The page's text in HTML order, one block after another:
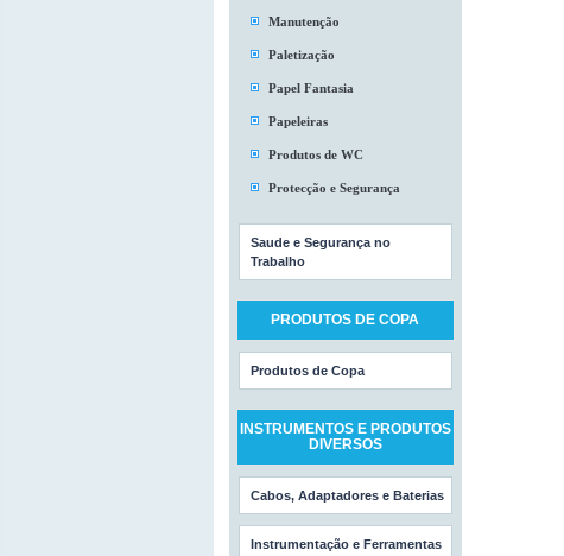
Manutenção
Paletização
Papel Fantasia
Papeleiras
Produtos de WC
Protecção e Segurança
Saude e Segurança no
Trabalho
PRODUTOS DE COPA
Produtos de Copa
INSTRUMENTOS E PRODUTOS
DIVERSOS
Cabos, Adaptadores e Baterias
Instrumentação e Ferramentas